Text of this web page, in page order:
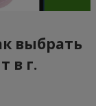
выбрать
в г.